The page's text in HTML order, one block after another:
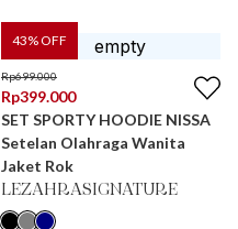
43% OFF
Rp699.000
Rp399.000
SET SPORTY HOODIE NISSA
Setelan Olahraga Wanita
Jaket Rok
LEZAHRASIGNATURE